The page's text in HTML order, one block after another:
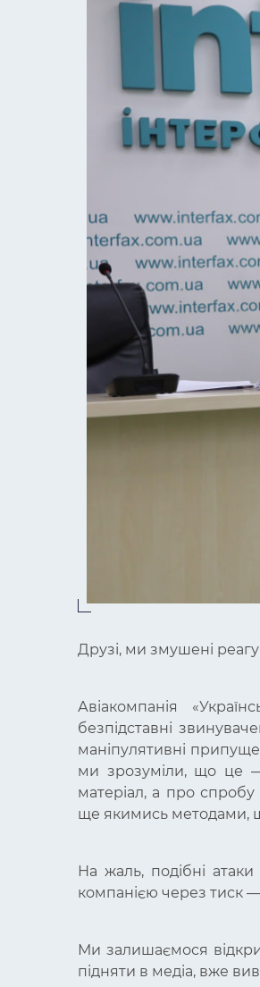
Друзі, ми змушені
Авіакомпанія
безпідставні
маніпулятивні
ми зрозуміли, що це —
матеріал, а про
ще якимись методами,
На жаль, подібні
компанією через тиск —
Ми залишаємося
підняти в медіа, вже